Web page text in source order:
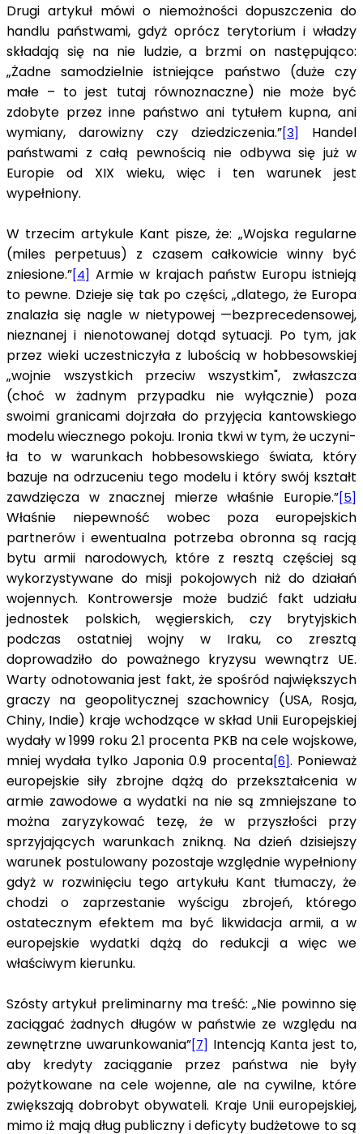
Drugi artykuł mówi o niemożności dopuszczenia do
handlu państwami, gdyż oprócz terytorium i władzy
składają się na nie ludzie, a brzmi on następująco:
„Żadne samodzielnie istniejące państwo (duże czy
małe – to jest tutaj równoznaczne) nie może być
zdobyte przez inne państwo ani tytu­łem kupna, ani
wymiany, darowizny czy dziedziczenia.”[3]
Handel
państwami z całą pewnością nie odbywa się już w
Europie od XIX wieku, więc i ten warunek jest
wypełniony.
W trzecim artykule Kant pisze, że: „Wojska regularne
(miles perpetuus) z czasem całkowicie winny być
zniesione.”[4] Armie w krajach państw Europu istnieją
to pewne. Dzieje się tak po części, „dlatego, że Europa
znalazła się nagle w nietypowej —bezprecedensowej,
nieznanej i nienotowanej dotąd sytuacji. Po tym, jak
przez wieki uczestniczyła z lubością w hobbesowskiej
„wojnie wszystkich przeciw wszystkim", zwłaszcza
(choć w żadnym przypadku nie wyłącznie) poza
swoimi granica­mi dojrzała do przyjęcia kantowskiego
modelu wiecznego pokoju. Ironia tkwi w tym, że uczyni­
ła to w warunkach hobbesowskiego świata, który
bazuje na odrzuceniu tego modelu i który swój kształt
zawdzięcza w znacznej mierze właśnie Europie.”[5]
Właśnie niepewność wobec poza europejskich
partnerów i ewentualna potrzeba obronna są racją
bytu armii narodowych, które z resztą częściej są
wykorzystywane do misji pokojowych niż do działań
wojennych. Kontrowersje może budzić fakt udziału
jednostek polskich, węgierskich, czy brytyjskich
podczas ostatniej wojny w Iraku, co zresztą
doprowadziło do poważnego kryzysu wewnątrz UE.
Warty odnotowania jest fakt, że spośród największych
graczy na geopolitycznej szachownicy (USA, Rosja,
Chiny, Indie) kraje wchodzące w skład Unii Europejskiej
wydały w 1999 roku 2.1 procenta PKB na cele wojskowe,
mniej wydała tylko Japonia 0.9 procenta[6]. Ponieważ
europejskie siły zbrojne dążą do przekształcenia w
armie zawodowe a wydatki na nie są zmniejszane to
można zaryzykować tezę, że w przyszłości przy
sprzyjających warunkach znikną. Na dzień dzisiejszy
warunek postulowany pozostaje względnie wypełniony
gdyż w rozwinięciu tego artykułu Kant tłumaczy, że
chodzi o zaprzestanie wyścigu zbrojeń, którego
ostatecznym efektem ma być likwidacja armii, a w
europejskie wydatki dążą do redukcji a więc we
właściwym kierunku.
Szósty artykuł preliminarny ma treść: „Nie powinno się
zaciągać żadnych długów w państwie ze wzglę­du na
zewnętrzne uwarunkowania”[7] Intencją Kanta jest to,
aby kredyty zaciąganie przez państwa nie były
pożytkowane na cele wojenne, ale na cywilne, które
zwiększają dobrobyt obywateli. Kraje Unii europejskiej,
mimo iż mają dług publiczny i deficyty budżetowe to są